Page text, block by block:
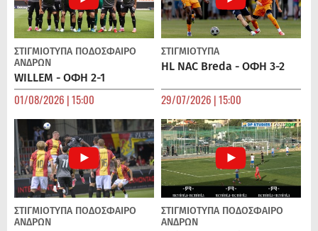
ΣΤΙΓΜΙΟΤΥΠΑ ΠΟΔΌΣΦΑΙΡΟ
ΑΝΔΡΏΝ
WILLEM - ΟΦΗ 2-1
01/08/2026 | 15:00
ΣΤΙΓΜΙΟΤΥΠΑ
HL NAC Breda - ΟΦΗ 3-2
29/07/2026 | 15:00
ΣΤΙΓΜΙΟΤΥΠΑ ΠΟΔΌΣΦΑΙΡΟ
ΑΝΔΡΏΝ
ΣΤΙΓΜΙΟΤΥΠΑ ΠΟΔΌΣΦΑΙΡΟ
ΑΝΔΡΏΝ